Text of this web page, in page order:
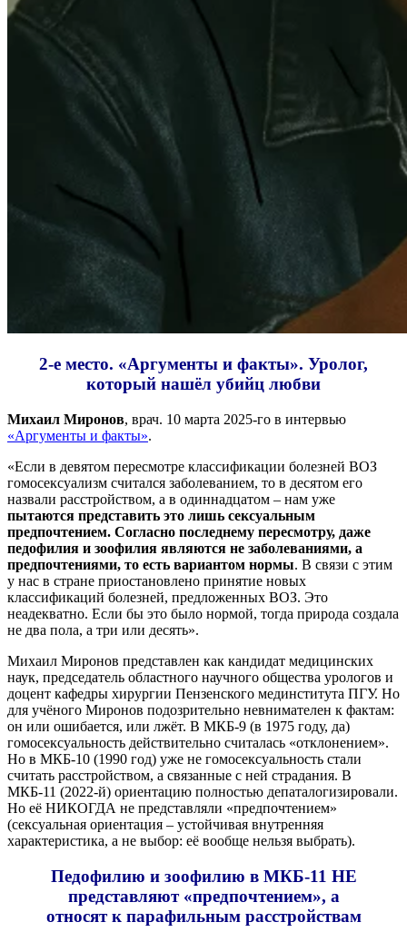
2-е место. «Аргументы и факты». Уролог,
который нашёл убийц любви
Михаил Миронов, врач. 10 марта 2025-го в интервью
«Аргументы и факты».
«Если в девятом пересмотре классификации болезней ВОЗ
гомосексуализм считался заболеванием, то в десятом его
назвали расстройством, а в одиннадцатом – нам уже
пытаются представить это лишь сексуальным
предпочтением. Согласно последнему пересмотру, даже
педофилия и зоофилия являются не заболеваниями, а
предпочтениями, то есть вариантом нормы. В связи с этим
у нас в стране приостановлено принятие новых
классификаций болезней, предложенных ВОЗ. Это
неадекватно. Если бы это было нормой, тогда природа создала
не два пола, а три или десять».
Михаил Миронов представлен как кандидат медицинских
наук, председатель областного научного общества урологов и
доцент кафедры хирургии Пензенского мединститута ПГУ. Но
для учёного Миронов подозрительно невнимателен к фактам:
он или ошибается, или лжёт. В МКБ-9 (в 1975 году, да)
гомосексуальность действительно считалась «отклонением».
Но в МКБ-10 (1990 год) уже не гомосексуальность стали
считать расстройством, а связанные с ней страдания. В
МКБ-11 (2022-й) ориентацию полностью депаталогизировали.
Но её НИКОГДА не представляли «предпочтением»
(сексуальная ориентация – устойчивая внутренняя
характеристика, а не выбор: её вообще нельзя выбрать).
Педофилию и зоофилию в МКБ-11 НЕ
представляют «предпочтением», а
относят к парафильным расстройствам